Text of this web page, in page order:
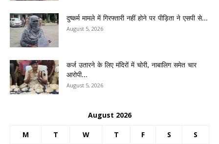
दुष्कर्म मामले में गिरफ्तारी नहीं होने पर पीड़िता ने एसपी से...
August 5, 2026
कर्ज उतारने के लिए मंदिरों में चोरी, नाबालिग समेत चार
आरोपी...
August 5, 2026
August 2026
M T W T F S S